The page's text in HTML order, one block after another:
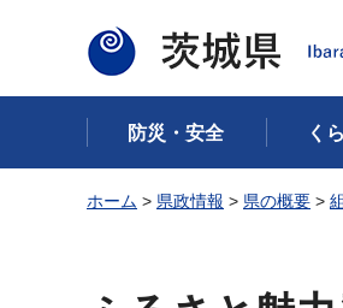
茨城県
防災・安全 く
ホーム > 県政情報 > 県の概要 >